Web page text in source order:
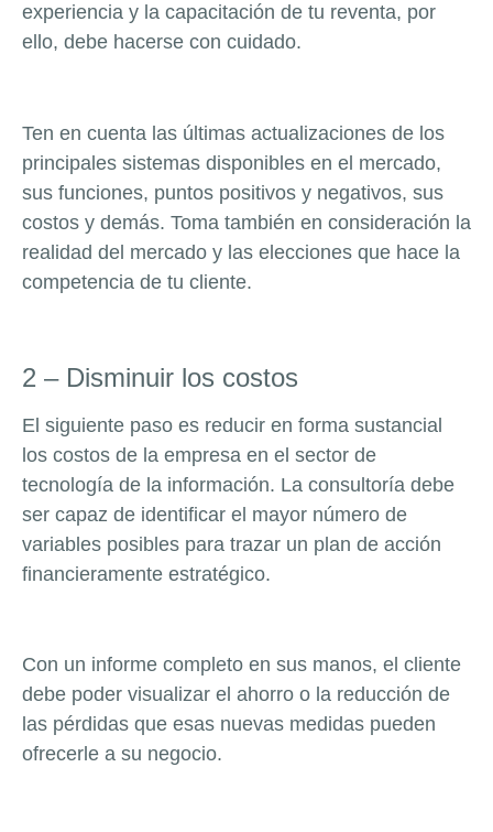
experiencia y la capacitación de tu reventa, por
ello, debe hacerse con cuidado.
Ten en cuenta las últimas actualizaciones de los
principales sistemas disponibles en el mercado,
sus funciones, puntos positivos y negativos, sus
costos y demás. Toma también en consideración la
realidad del mercado y las elecciones que hace la
competencia de tu cliente.
2 – Disminuir los costos
El siguiente paso es reducir en forma sustancial
los costos de la empresa en el sector de
tecnología de la información. La consultoría debe
ser capaz de identificar el mayor número de
variables posibles para trazar un plan de acción
financieramente estratégico.
Con un informe completo en sus manos, el cliente
debe poder visualizar el ahorro o la reducción de
las pérdidas que esas nuevas medidas pueden
ofrecerle a su negocio.